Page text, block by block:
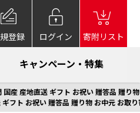
登録 ログイン 寄附リスト
キャンペーン・特集
産 産地直送 ギフト お祝い 贈答品 贈り
フト お祝い 贈答品 贈り物 お中元 お取